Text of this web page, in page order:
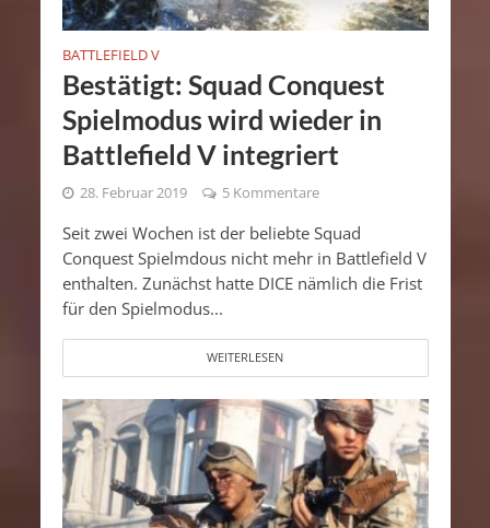
BATTLEFIELD V
Bestätigt: Squad Conquest
Spielmodus wird wieder in
Battlefield V integriert
28. Februar 2019 5 Kommentare
Seit zwei Wochen ist der beliebte Squad
Conquest Spielmdous nicht mehr in Battlefield V
enthalten. Zunächst hatte DICE nämlich die Frist
für den Spielmodus...
WEITERLESEN